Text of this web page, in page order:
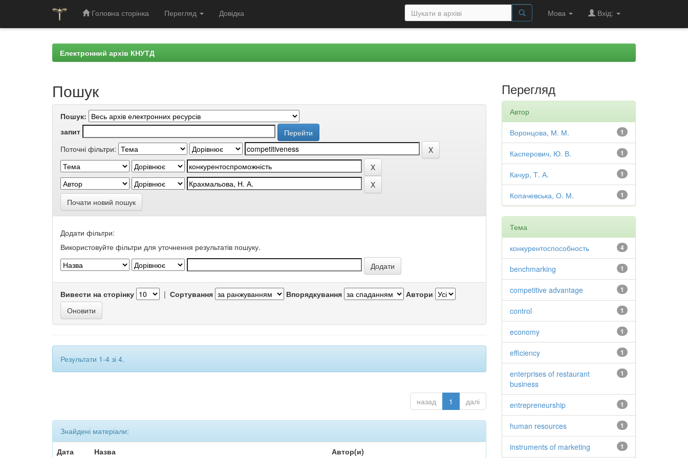
Головна сторінка Перегляд Довідка Мова Вхід:
Електронний архів КНУТД
Пошук
Пошук:
запит
Поточні фільтри:
Почати новий пошук
Додати фільтри:
Використовуйте фільтри для уточнення результатів пошуку.
Вивести на сторінку | Сортування Впорядкування Автори
Результати 1-4 зі 4.
назад 1 далі
Знайдені матеріали:
Дата
Назва Автор(и)
Перегляд
Автор
1
Воронцова, М. М.
1
Касперович, Ю. В.
1
Качур, Т. А.
1
Копачевська, О. М.
Тема
4
конкурентоспособность
1
benchmarking
1
competitive advantage
1
control
1
economy
1
efficiency
1
enterprises of restaurant
business
1
entrepreneurship
1
human resources
1
instruments of marketing